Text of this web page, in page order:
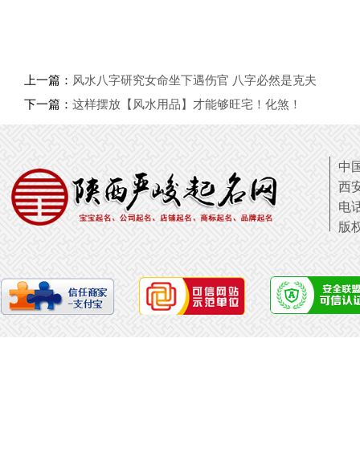
上一篇： 风水八字研究女命坐下遇伤官 八字必然是克夫
下一篇： 这样摆放【风水用品】才能够旺宅！化煞！
中
西
电
版